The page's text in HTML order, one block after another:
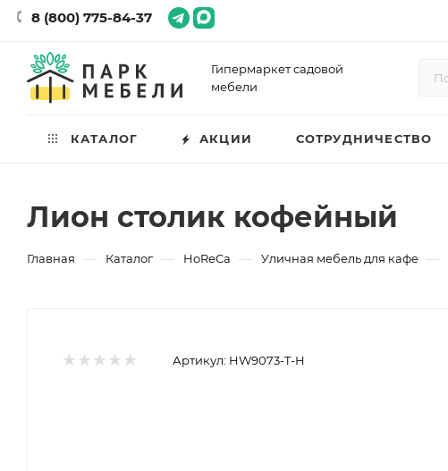
8 (800) 775-84-37
Гипермаркет садовой
мебели
КАТАЛОГ АКЦИИ СОТРУДНИЧЕСТВО
Лион столик кофейный
Главная — Каталог — HoReCa — Уличная мебель для кафе —
Артикул: HW9073-T-H